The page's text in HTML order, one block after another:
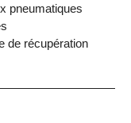
pneumatiques
de récupération